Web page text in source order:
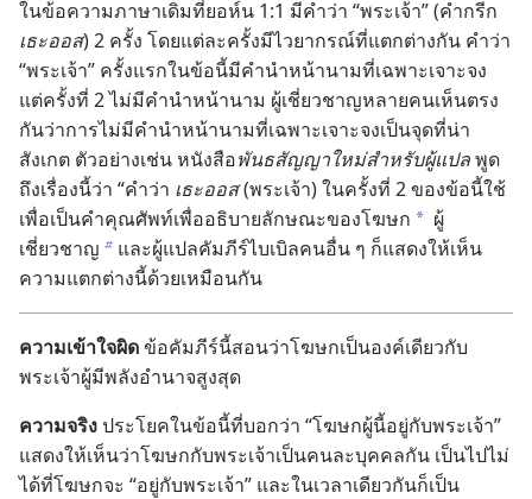
ใน​ข้อ​ความ​ภาษา​เดิม​ที่​ยอห์น 1:1 มี​คำ​ว่า “พระเจ้า” (คำ​กรีก
เธะออส) 2 ครั้ง โดย​แต่​ละ​ครั้ง​มี​ไวยากรณ์​ที่​แตกต่าง​กัน คำ​ว่า
“พระเจ้า” ครั้ง​แรก​ใน​ข้อ​นี้​มี​คำนำ​หน้า​นาม​ที่​เฉพาะ​เจาะจง
แต่​ครั้ง​ที่ 2 ไม่​มี​คำนำ​หน้า​นาม ผู้​เชี่ยวชาญ​หลาย​คน​เห็น​ตรง​
กัน​ว่า​การ​ไม่​มี​คำนำ​หน้า​นาม​ที่​เฉพาะ​เจาะจง​เป็น​จุด​ที่​น่า​
สังเกต ตัว​อย่าง​เช่น หนังสือ​พันธสัญญา​ใหม่​สำหรับ​ผู้​แปลพูด​
ถึง​เรื่อง​นี้​ว่า “คำ​ว่า เธะออส(พระเจ้า) ใน​ครั้ง​ที่ 2 ของ​ข้อ​นี้​ใช้​
เพื่อ​เป็น​คำ​คุณศัพท์​เพื่อ​อธิบาย​ลักษณะ​ของ​โฆษก a ผู้​
เชี่ยวชาญ b และ​ผู้​แปล​คัมภีร์​ไบเบิล​คน​อื่น​ ๆ ​ก็​แสดง​ให้​เห็น​
ความ​แตกต่าง​นี้​ด้วย​เหมือน​กัน
ความ​เข้าใจ​ผิดข้อ​คัมภีร์​นี้​สอน​ว่า​โฆษก​เป็น​องค์​เดียว​กับ​
พระเจ้า​ผู้​มี​พลัง​อำนาจ​สูง​สุด
ความ​จริงประโยค​ใน​ข้อ​นี้​ที่​บอก​ว่า “โฆษก​ผู้​นี้​อยู่​กับ​พระเจ้า”
แสดง​ให้​เห็น​ว่า​โฆษก​กับ​พระเจ้า​เป็น​คน​ละ​บุคคล​กัน เป็น​ไป​ไม่​
ได้​ที่​โฆษก​จะ “อยู่​กับ​พระเจ้า” และ​ใน​เวลา​เดียว​กัน​ก็​เป็น​